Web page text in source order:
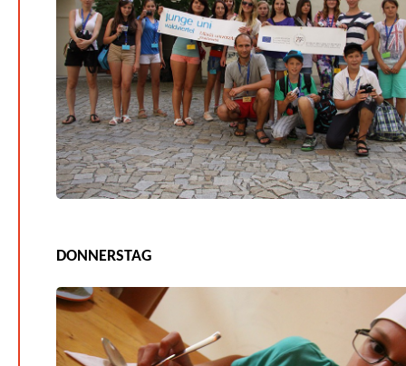
DONNERSTAG